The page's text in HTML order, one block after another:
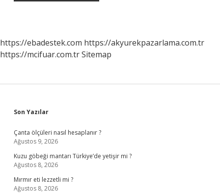
https://ebadestek.com https://akyurekpazarlama.com.tr
https://mcifuar.com.trSitemap
Sidebar
Son Yazılar
Çanta ölçüleri nasıl hesaplanır ?
Ağustos 9, 2026
Kuzu göbeği mantarı Türkiye’de yetişir mi ?
Ağustos 8, 2026
Mırmır eti lezzetli mi ?
Ağustos 8, 2026